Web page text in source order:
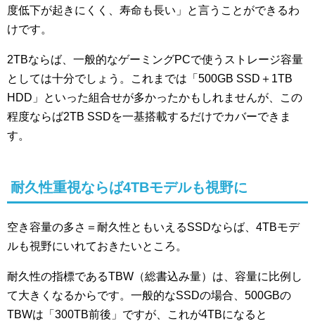
度低下が起きにくく、寿命も長い」と言うことができるわ
けです。
2TBならば、一般的なゲーミングPCで使うストレージ容量
としては十分でしょう。これまでは「500GB SSD＋1TB
HDD」といった組合せが多かったかもしれませんが、この
程度ならば2TB SSDを一基搭載するだけでカバーできま
す。
耐久性重視ならば4TBモデルも視野に
空き容量の多さ＝耐久性ともいえるSSDならば、4TBモデ
ルも視野にいれておきたいところ。
耐久性の指標であるTBW（総書込み量）は、容量に比例し
て大きくなるからです。一般的なSSDの場合、500GBの
TBWは「300TB前後」ですが、これが4TBになると